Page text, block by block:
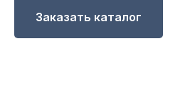
Заказать каталог